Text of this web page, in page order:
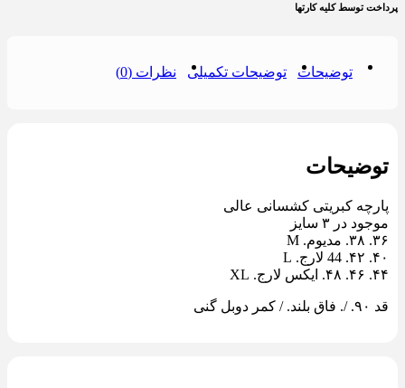
پرداخت توسط کلیه کارتها
توضیحات توضیحات تکمیلی نظرات (0)
توضیحات
پارچه کبریتی کشسانی عالی
موجود در ٣ سایز
٣۶. ٣٨. مدیوم. M
۴٠. ۴٢. 44 لارج. L
۴۴. ۴۶. ۴٨. ایکس لارج. XL
قد ٩٠. /. فاق بلند. / کمر دوبل گنی